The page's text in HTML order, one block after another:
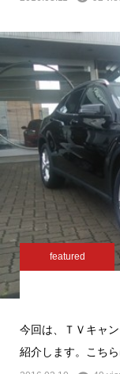
featured
今回は、ＴＶキャ
紹介します。こち